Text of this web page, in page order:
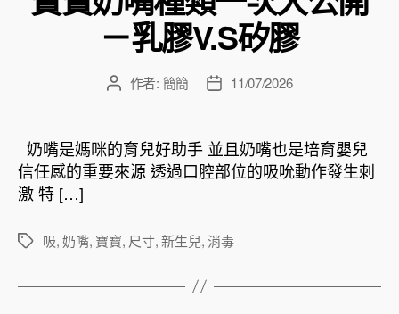
－乳膠V.S矽膠
文
者
作者: 簡簡
文
佈
日
期
11/07/2026
奶嘴是媽咪的育兒好助手 並且奶嘴也是培育嬰兒
信任感的重要來源 透過口腔部位的吸吮動作發生刺
激 特 […]
標
吸,奶嘴, 寶寶, 尺寸,新生兒,消毒